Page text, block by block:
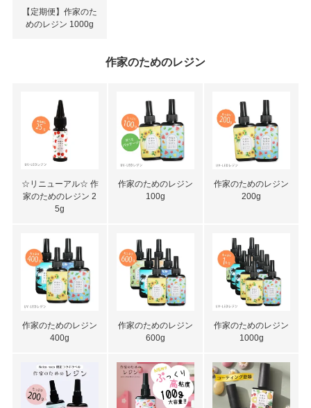
【定期便】作家のた
めのレジン 1000g
作家のためのレジン
☆リニューアル☆ 作
家のためのレジン 2
5g
作家のためのレジン
100g
作家のためのレジン
200g
作家のためのレジン
400g
作家のためのレジン
600g
作家のためのレジン
1000g